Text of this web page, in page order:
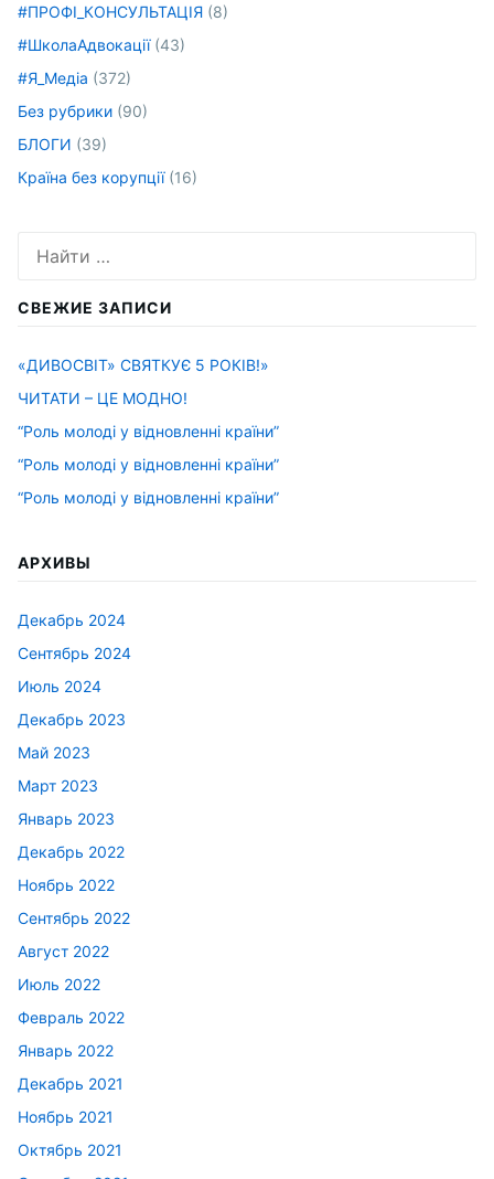
#ПРОФІ_КОНСУЛЬТАЦІЯ (8)
#ШколаАдвокації(43)
#Я_Медіа (372)
Без рубрики (90)
БЛОГИ (39)
Країна без корупції(16)
СВЕЖИЕ ЗАПИСИ
«ДИВОСВІТ» СВЯТКУЄ 5 РОКІВ!»
ЧИТАТИ – ЦЕ МОДНО!
“Роль молоді у відновленні країни”
“Роль молоді у відновленні країни”
“Роль молоді у відновленні країни”
АРХИВЫ
Декабрь 2024
Сентябрь 2024
Июль 2024
Декабрь 2023
Май 2023
Март 2023
Январь 2023
Декабрь 2022
Ноябрь 2022
Сентябрь 2022
Август 2022
Июль 2022
Февраль 2022
Январь 2022
Декабрь 2021
Ноябрь 2021
Октябрь 2021